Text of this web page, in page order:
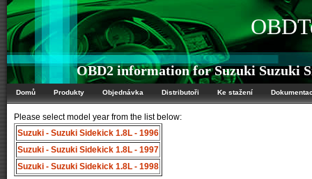
OBD2 information for Suzuki Suzuki
Domů Produkty Objednávka Distributoři Ke stažení
Please select model year from the list below:
Suzuki - Suzuki Sidekick 1.8L - 1996
Suzuki - Suzuki Sidekick 1.8L - 1997
Suzuki - Suzuki Sidekick 1.8L - 1998